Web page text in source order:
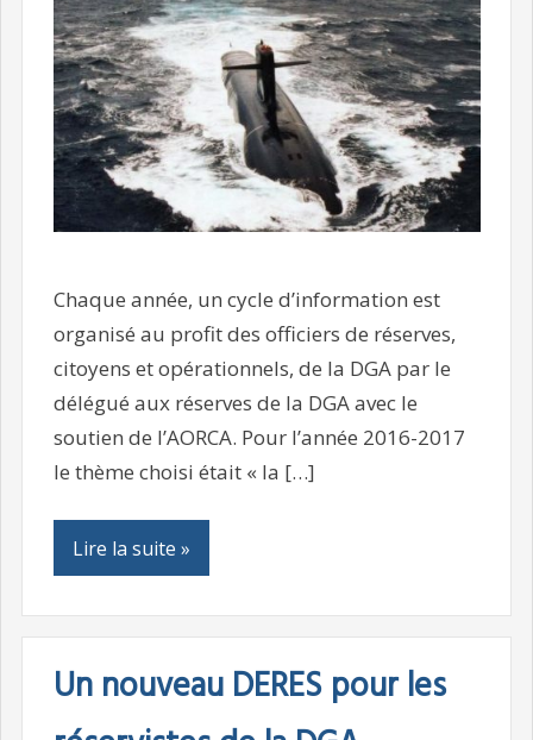
Chaque année, un cycle d’information est
organisé au profit des officiers de réserves,
citoyens et opérationnels, de la DGA par le
délégué aux réserves de la DGA avec le
soutien de l’AORCA. Pour l’année 2016-2017
le thème choisi était « la […]
Lire la suite »
Un nouveau DERES pour les